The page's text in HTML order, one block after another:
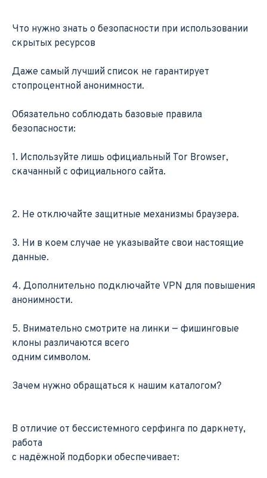
Что нужно знать о безопасности при использовании
скрытых ресурсов
Даже самый лучший список не гарантирует
стопроцентной анонимности.
Обязательно соблюдать базовые правила
безопасности:
1. Используйте лишь официальный Tor Browser,
скачанный с официального сайта.
2. Не отключайте защитные механизмы браузера.
3. Ни в коем случае не указывайте свои настоящие
данные.
4. Дополнительно подключайте VPN для повышения
анонимности.
5. Внимательно смотрите на линки — фишинговые
клоны различаются всего
одним символом.
Зачем нужно обращаться к нашим каталогом?
В отличие от бессистемного серфинга по даркнету,
работа
с надёжной подборки обеспечивает: